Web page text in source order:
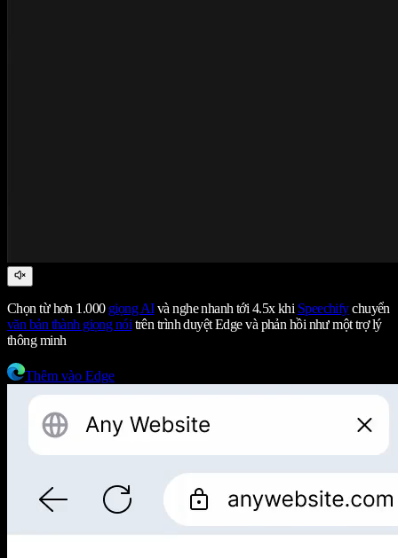
Chọn từ hơn 1.000 giọng AIvà nghe nhanh tới 4.5x khi Speechifychuyển
văn bản thành giọng nói trên trình duyệt Edge và phản hồi như một trợ lý
thông minh
Thêm vào Edge